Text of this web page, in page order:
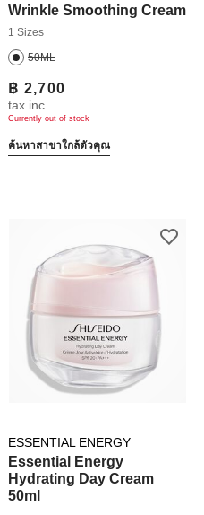
Wrinkle Smoothing Cream
1 Sizes
50ML
฿ 2,700
tax inc.
Currently out of stock
ค้นหาสาขาใกล้ตัวคุณ
ESSENTIAL ENERGY
Essential Energy
Hydrating Day Cream
50ml